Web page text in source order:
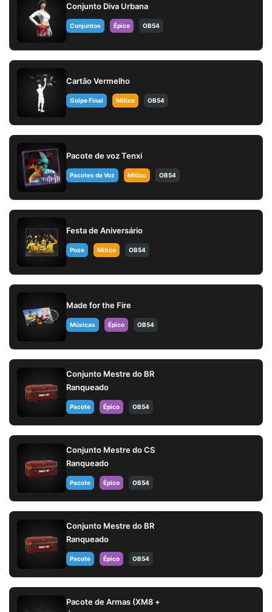
Conjunto Diva Urbana
Conjuntos Épico OB54
Cartão Vermelho
Golpe Final Mítico OB54
Pacote de voz Tenxi
Pacotes de Voz Mítico OB54
Festa de Aniversário
Pose Mítico OB54
Made for the Fire
Músicas Épico OB54
Conjunto Mestre do BR
Ranqueado
Pacote Épico OB54
Conjunto Mestre do CS
Ranqueado
Pacote Épico OB54
Conjunto Mestre do BR
Ranqueado
Pacote Épico OB54
Pacote de Armas (XM8 +